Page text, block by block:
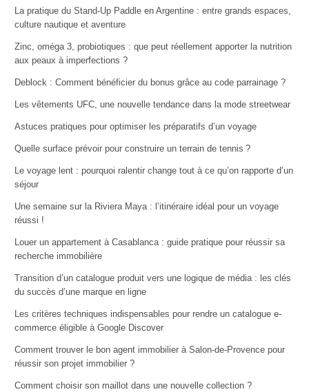
La pratique du Stand-Up Paddle en Argentine : entre grands espaces,
culture nautique et aventure
Zinc, oméga 3, probiotiques : que peut réellement apporter la nutrition
aux peaux à imperfections ?
Deblock : Comment bénéficier du bonus grâce au code parrainage ?
Les vêtements UFC, une nouvelle tendance dans la mode streetwear
Astuces pratiques pour optimiser les préparatifs d’un voyage
Quelle surface prévoir pour construire un terrain de tennis ?
Le voyage lent : pourquoi ralentir change tout à ce qu’on rapporte d’un
séjour
Une semaine sur la Riviera Maya : l’itinéraire idéal pour un voyage
réussi !
Louer un appartement à Casablanca : guide pratique pour réussir sa
recherche immobilière
Transition d’un catalogue produit vers une logique de média : les clés
du succès d’une marque en ligne
Les critères techniques indispensables pour rendre un catalogue e-
commerce éligible à Google Discover
Comment trouver le bon agent immobilier à Salon-de-Provence pour
réussir son projet immobilier ?
Comment choisir son maillot dans une nouvelle collection ?